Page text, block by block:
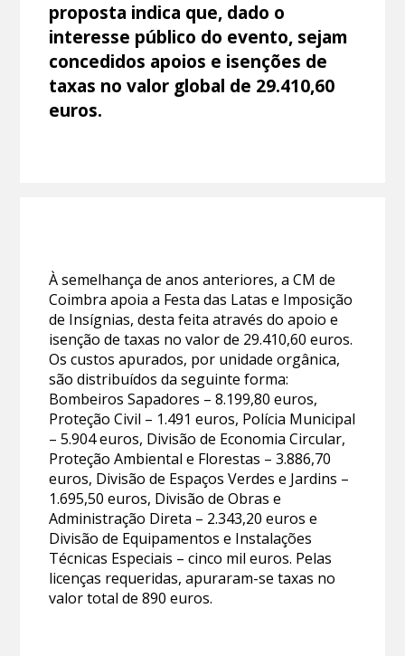
proposta indica que, dado o
interesse público do evento, sejam
concedidos apoios e isenções de
taxas no valor global de 29.410,60
euros.
À semelhança de anos anteriores, a CM de
Coimbra apoia a Festa das Latas e Imposição
de Insígnias, desta feita através do apoio e
isenção de taxas no valor de 29.410,60 euros.
Os custos apurados, por unidade orgânica,
são distribuídos da seguinte forma:
Bombeiros Sapadores – 8.199,80 euros,
Proteção Civil – 1.491 euros, Polícia Municipal
– 5.904 euros, Divisão de Economia Circular,
Proteção Ambiental e Florestas – 3.886,70
euros, Divisão de Espaços Verdes e Jardins –
1.695,50 euros, Divisão de Obras e
Administração Direta – 2.343,20 euros e
Divisão de Equipamentos e Instalações
Técnicas Especiais – cinco mil euros. Pelas
licenças requeridas, apuraram-se taxas no
valor total de 890 euros.